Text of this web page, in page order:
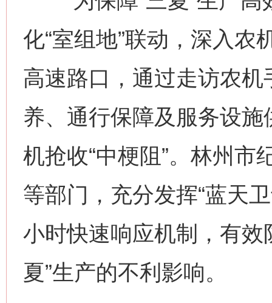
化“室组地”联动，深入农
高速路口，通过走访农
养、通行保障及服务设
机抢收“中梗阻”。林州市
等部门，充分发挥“蓝天
小时快速响应机制，有效
夏”生产的不利影响。